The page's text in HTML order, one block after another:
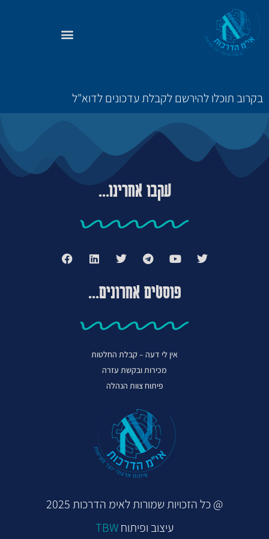
בקרוב תוכלו להירשם לקבלת עדכונים לדוא"ל
עקבו אחרינו...
פוסטים אחרונים...
אין לי דעה – קבלת החלטות
מכירות ובקשת עזרה
פיתוח צוות הנהלה
@ כל הזכויות שמורות לאימ הדרכות 2025
עיצוב ופיתוחTBW